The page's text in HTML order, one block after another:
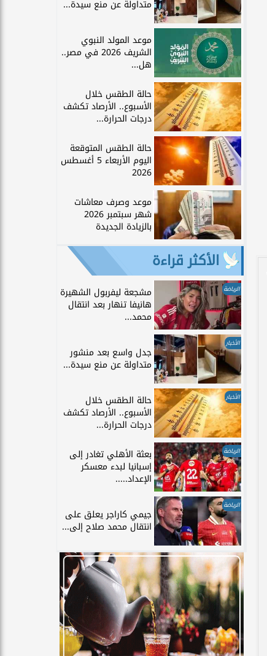
متداولة عن منع سيدة...
موعد المولد النبوي
الشريف 2026 في مصر..
هل...
حالة الطقس خلال
الأسبوع.. الأرصاد تكشف
درجات الحرارة...
حالة الطقس المتوقعة
اليوم الأربعاء 5 أغسطس
2026
موعد وصرف معاشات
شهر سبتمبر 2026
بالزيادة الجديدة
الأكثر قراءة
الرياضة مشجعة ليفربول الشهيرة
هانيفا تنهار بعد انتقال
محمد...
الأخبار
جدل واسع بعد منشور
متداولة عن منع سيدة...
الأخبار حالة الطقس خلال
الأسبوع.. الأرصاد تكشف
درجات الحرارة...
الرياضة بعثة الأهلي تغادر إلى
إسبانيا لبدء معسكر
الإعداد.....
الرياضة
جيمي كاراجر يعلق على
انتقال محمد صلاح إلى...